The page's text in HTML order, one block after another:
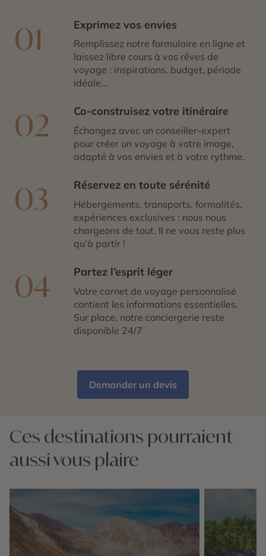
région est également marquée par une importance
historique cruciale, notamment les luttes pour
l’indépendance et les séquelles de la partition de 1947.
01 Exprimez vos envies
Remplissez notre formulaire en ligne et
laissez libre cours à vos rêves de
voyage : inspirations, budget, période
idéale…
02 Co-construisez votre itinéraire
Échangez avec un conseiller-expert
pour créer un voyage à votre image,
adapté à vos envies et à votre rythme.
03 Réservez en toute sérénité
Hébergements, transports, formalités,
expériences exclusives : nous nous
chargeons de tout. Il ne vous reste plus
qu’à partir !
04 Partez l’esprit léger
Votre carnet de voyage personnalisé
contient les informations essentielles.
Sur place, notre conciergerie reste
disponible 24/7
Demander un devis
Ces destinations pourraient
aussi vous plaire